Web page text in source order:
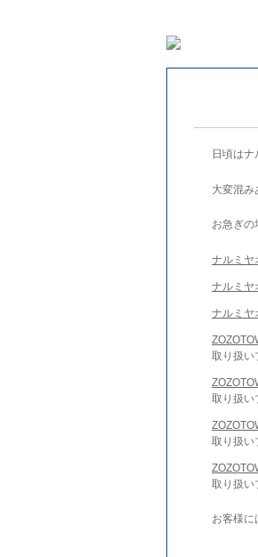
日頃はナ
大変混み
お急ぎの
ナルミヤ
ナルミヤ
ナルミヤ
取り扱い
取り扱い
取り扱い
取り扱い
お客様に